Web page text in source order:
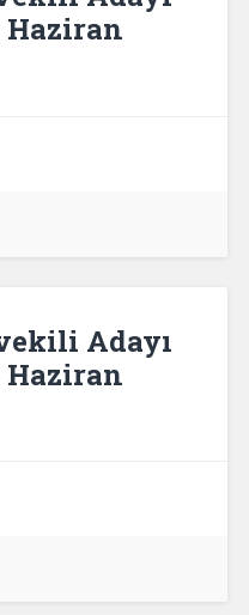
Haziran
Adayı
Haziran